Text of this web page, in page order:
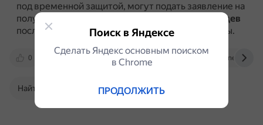
под временной защитой, могут подать заявление на
получение разрешения на работу
через 6 месяцев
после выдачи удостоверения временной защиты.
0 eurasianestates.com www.gunesgunes.com
Найти в Поиске
Поиск в Яндексе
Сделать Яндекс основным поиском
в Сhrome
ПРОДОЛЖИТЬ